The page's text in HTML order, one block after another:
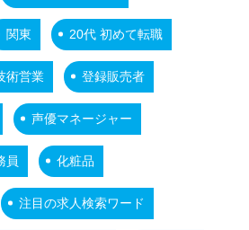
関東 20代 初めて転職
術営業 登録販売者
声優マネージャー
員 化粧品
注目の求人検索ワード